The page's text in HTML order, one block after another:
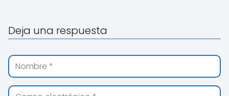
Deja una respuesta